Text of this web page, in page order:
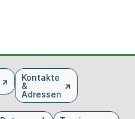
Kontakte
&
Adressen